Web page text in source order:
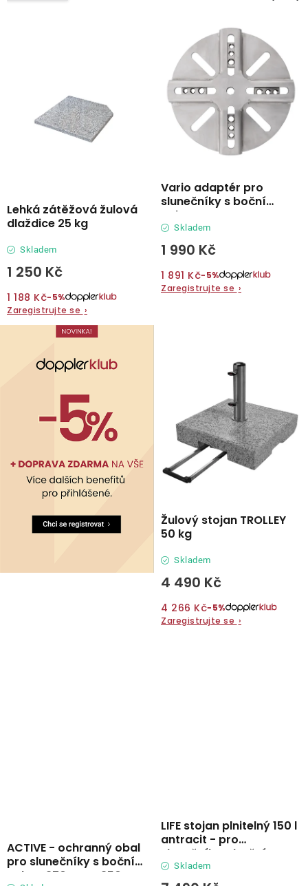
Lehká zátěžová žulová
dlaždice 25 kg
Skladem
1 250 Kč
1 188 Kč−5%
Zaregistrujte se ›
Vario adaptér pro
slunečníky s boční
nohou
Skladem
1 990 Kč
1 891 Kč−5%
Zaregistrujte se ›
Žulový stojan TROLLEY
50 kg
Skladem
4 490 Kč
4 266 Kč−5%
Zaregistrujte se ›
ACTIVE - ochranný obal
pro slunečníky s boční
nohou 370 cm a 350 x
LIFE stojan plnitelný 150 l
antracit - pro
slunečníky s boční
nohou
Skladem